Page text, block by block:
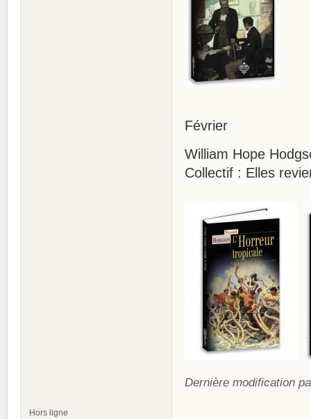
Février
William Hope
Collectif : Elles
Dernière modification
Hors ligne